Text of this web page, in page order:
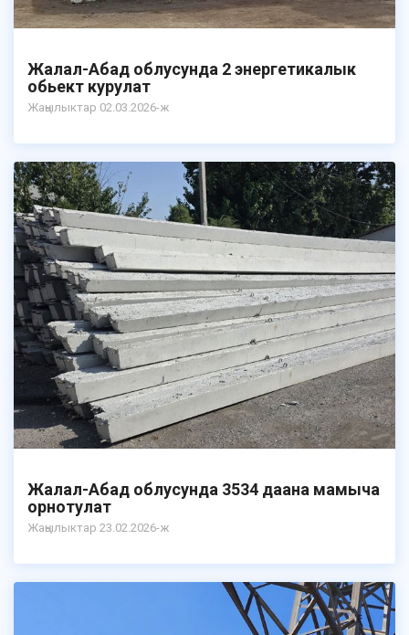
Жалал-Абад облусунда 2 энергетикалык
обьект курулат
Жаңылыктар 02.03.2026-ж
Жалал-Абад облусунда 3534 даана мамыча
орнотулат
Жаңылыктар 23.02.2026-ж